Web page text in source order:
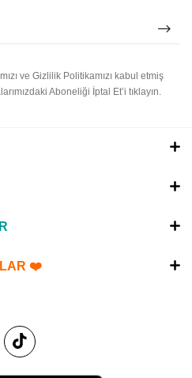
ve Gizlilik Politikamızı kabul etmiş
Aboneliği İptal Et’i tıklayın.
❤️